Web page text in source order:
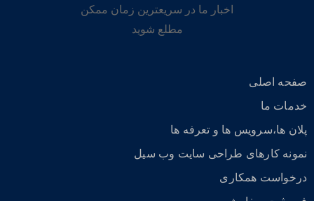
اخبار ما در سریعترین زمان ممکن
مطلع شوید
صفحه اصلی
خدمات ما
پلان ها،سرویس ها و تعرفه ها
نمونه کارهای طراحی سایت وب سیل
درخواست همکاری